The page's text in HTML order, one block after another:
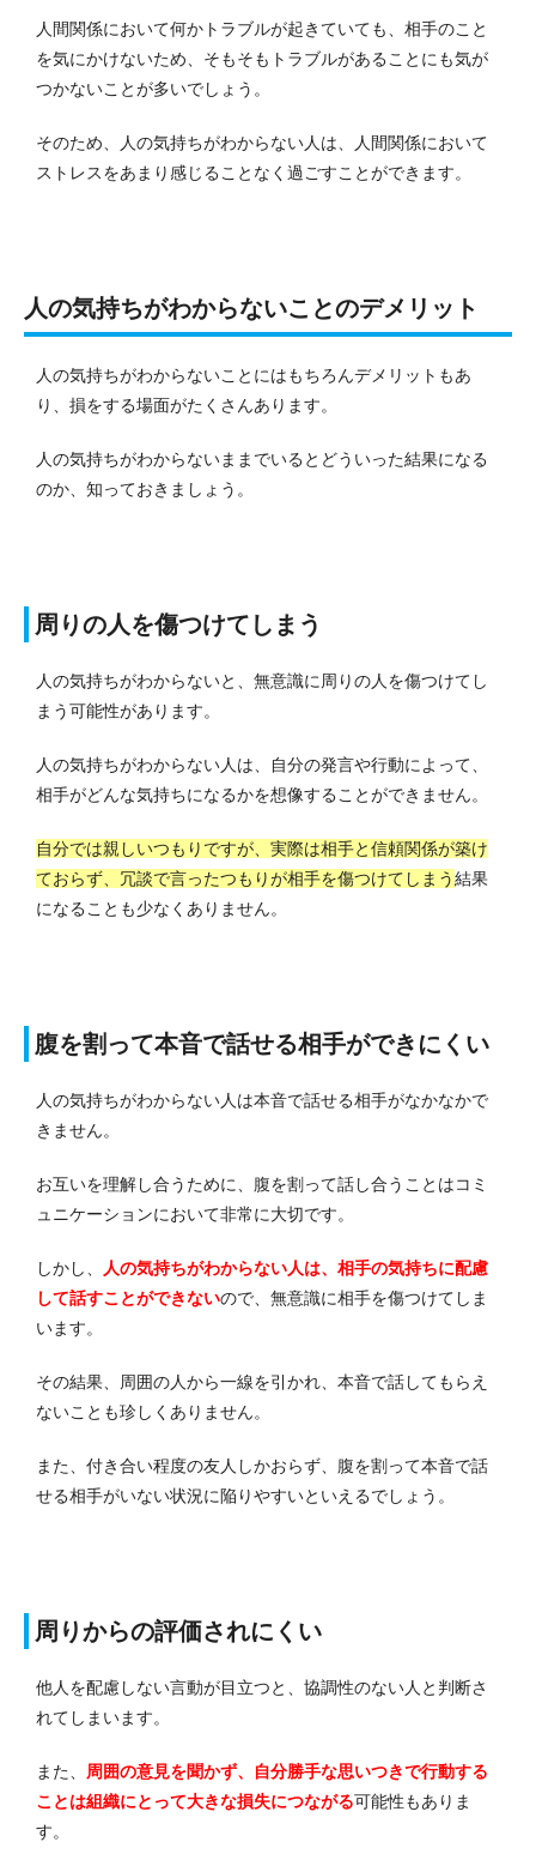
人間関係において何かトラブルが起きていても、相手のこと
を気にかけないため、そもそもトラブルがあることにも気が
つかないことが多いでしょう。
そのため、人の気持ちがわからない人は、人間関係において
ストレスをあまり感じることなく過ごすことができます。
人の気持ちがわからないことのデメリット
人の気持ちがわからないことにはもちろんデメリットもあ
り、損をする場面がたくさんあります。
人の気持ちがわからないままでいるとどういった結果になる
のか、知っておきましょう。
周りの人を傷つけてしまう
人の気持ちがわからないと、無意識に周りの人を傷つけてし
まう可能性があります。
人の気持ちがわからない人は、自分の発言や行動によって、
相手がどんな気持ちになるかを想像することができません。
自分では親しいつもりですが、実際は相手と信頼関係が築け
ておらず、冗談で言ったつもりが相手を傷つけてしまう結果
になることも少なくありません。
腹を割って本音で話せる相手ができにくい
人の気持ちがわからない人は本音で話せる相手がなかなかで
きません。
お互いを理解し合うために、腹を割って話し合うことはコミ
ュニケーションにおいて非常に大切です。
しかし、
人の気持ちがわからない人は、相手の気持ちに配慮
して話すことができないので、無意識に相手を傷つけてしま
います。
その結果、周囲の人から一線を引かれ、本音で話してもらえ
ないことも珍しくありません。
また、付き合い程度の友人しかおらず、腹を割って本音で話
せる相手がいない状況に陥りやすいといえるでしょう。
周りからの評価されにくい
他人を配慮しない言動が目立つと、協調性のない人と判断さ
れてしまいます。
また、 周囲の意見を聞かず、自分勝手な思いつきで行動する
ことは組織にとって大きな損失につながる可能性もありま
す。